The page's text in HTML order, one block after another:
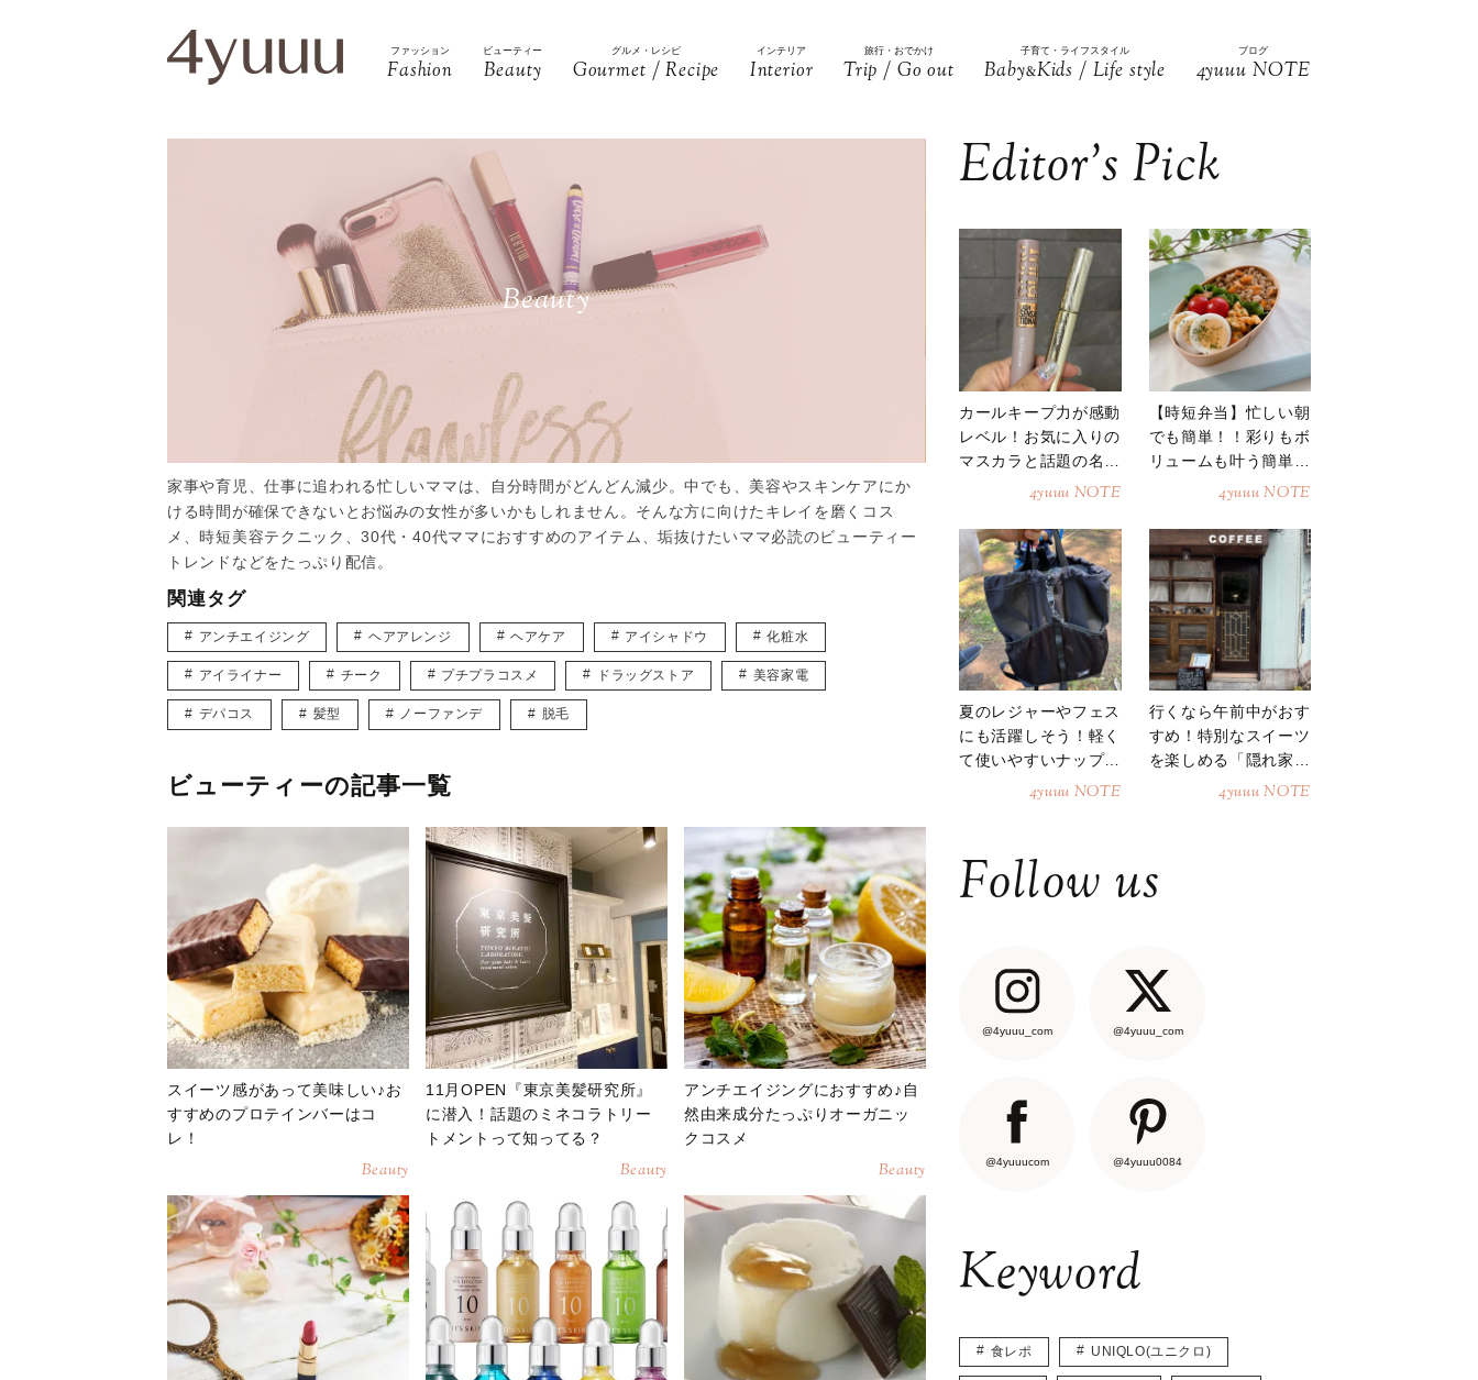
ファッション
Fashion
ビューティー
Beauty
グルメ・レシピ
Gourmet / Recipe
インテリア
Interior
旅行・おでかけ
Trip / Go out
子育て・ライフスタイル
Baby&Kids / Life style
ブログ
4yuuu NOTE
Beauty
家事や育児、仕事に追われる忙しいママは、自分時間がどんどん減少。中でも、美容やスキンケアにか
ける時間が確保できないとお悩みの女性が多いかもしれません。そんな方に向けたキレイを磨くコス
メ、時短美容テクニック、30代・40代ママにおすすめのアイテム、垢抜けたいママ必読のビューティー
トレンドなどをたっぷり配信。
関連タグ
アンチエイジング ヘアアレンジ ヘアケア アイシャドウ 化粧水
アイライナー チーク プチプラコスメ ドラッグストア 美容家電
デパコス 髪型 ノーファンデ 脱毛
ビューティーの記事一覧
スイーツ感があって美味しい♪お
すすめのプロテインバーはコ
レ！
Beauty
11月OPEN『東京美髪研究所』
に潜入！話題のミネコラトリー
トメントって知ってる？
Beauty
アンチエイジングにおすすめ♪自
然由来成分たっぷりオーガニッ
クコスメ
Beauty
Editor’s Pick
カールキープ力が感動
レベル！お気に入りの
マスカラと話題の名品
4yuuu NOTE
【時短弁当】忙しい朝
でも簡単！！彩りもボ
リュームも叶う簡単そ
4yuuu NOTE
夏のレジャーやフェス
にも活躍しそう！軽く
て使いやすいナップサ
4yuuu NOTE
行くなら午前中がおす
すめ！特別なスイーツ
を楽しめる「隠れ家カ
4yuuu NOTE
Follow us
@4yuuu_com @4yuuu_com
@4yuuucom @4yuuu0084
Keyword
食レポ UNIQLO(ユニクロ)